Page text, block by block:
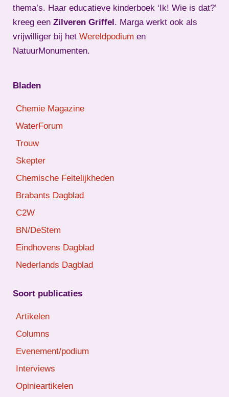
thema’s. Haar educatieve kinderboek ‘Ik! Wie is dat?’
kreeg een Zilveren Griffel . Marga werkt ook als
vrijwilliger bij het Wereldpodium en
NatuurMonumenten.
Bladen
Chemie Magazine
WaterForum
Trouw
Skepter
Chemische Feitelijkheden
Brabants Dagblad
C2W
BN/DeStem
Eindhovens Dagblad
Nederlands Dagblad
Soort publicaties
Artikelen
Columns
Evenement/podium
Interviews
Opinieartikelen